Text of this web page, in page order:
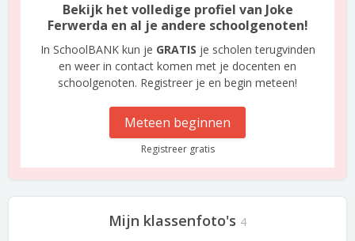
Bekijk het volledige profiel van Joke
Ferwerda en al je andere schoolgenoten!
In SchoolBANK kun je GRATIS je scholen terugvinden
en weer in contact komen met je docenten en
schoolgenoten. Registreer je en begin meteen!
Meteen beginnen
Registreer gratis
Mijn klassenfoto's 4